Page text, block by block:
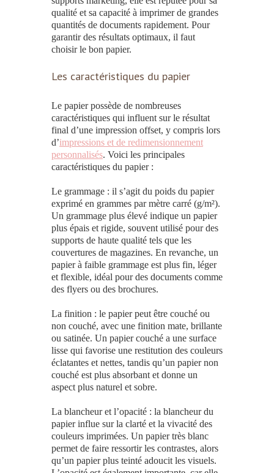
qualité et sa capacité à imprimer de grandes
quantités de documents rapidement. Pour
garantir des résultats optimaux, il faut
choisir le bon papier.
Les caractéristiques du papier
Le papierpossède de nombreuses
caractéristiques qui influent sur le résultat
final d’une impression offset, y compris lors
d’impressions et de redimensionnement
personnalisés. Voici les principales
caractéristiques du papier :
Le grammage : il s’agit du poids du papier
exprimé en grammes par mètre carré (g/m²).
Un grammage plus élevé indique un papier
plus épais et rigide, souvent utilisé pour des
supports de haute qualité tels que les
couvertures de magazines. En revanche, un
papierà faible grammage est plus fin, léger
et flexible, idéal pour des documents comme
des flyers ou des brochures.
La finition : le papierpeut être couché ou
non couché, avec une finition mate, brillante
ou satinée. Un papiercouché a une surface
lisse qui favorise une restitution des couleurs
éclatantes et nettes, tandis qu’un papiernon
couché est plus absorbant et donne un
aspect plus naturel et sobre.
La blancheur et l’opacité : la blancheur du
papierinflue sur la clarté et la vivacité des
couleurs imprimées. Un papiertrès blanc
permet de faire ressortir les contrastes, alors
qu’un papierplus teinté adoucit les visuels.